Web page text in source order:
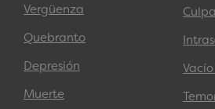
Vergüenza
Quebranto
Depresión
Muerte
Culpa